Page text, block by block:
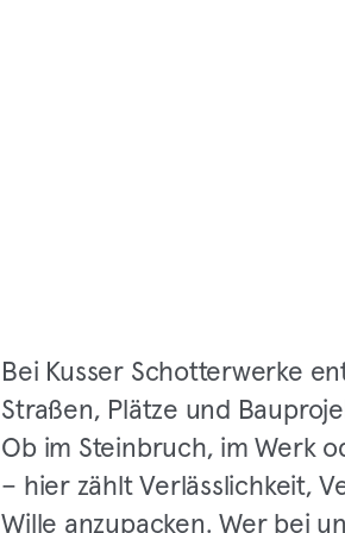
Bei Kusser Schotterwerke
Straßen, Plätze und
Ob im Steinbruch, im Werk
– hier zählt Verlässlichkeit,
Wille anzupacken. Wer bei